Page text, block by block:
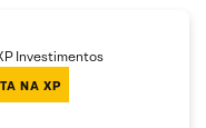
Investimentos
NA XP